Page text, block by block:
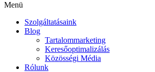
Menü
Szolgáltatásaink
Blog
Tartalommarketing
Keresőoptimalizálás
Közösségi Média
Rólunk